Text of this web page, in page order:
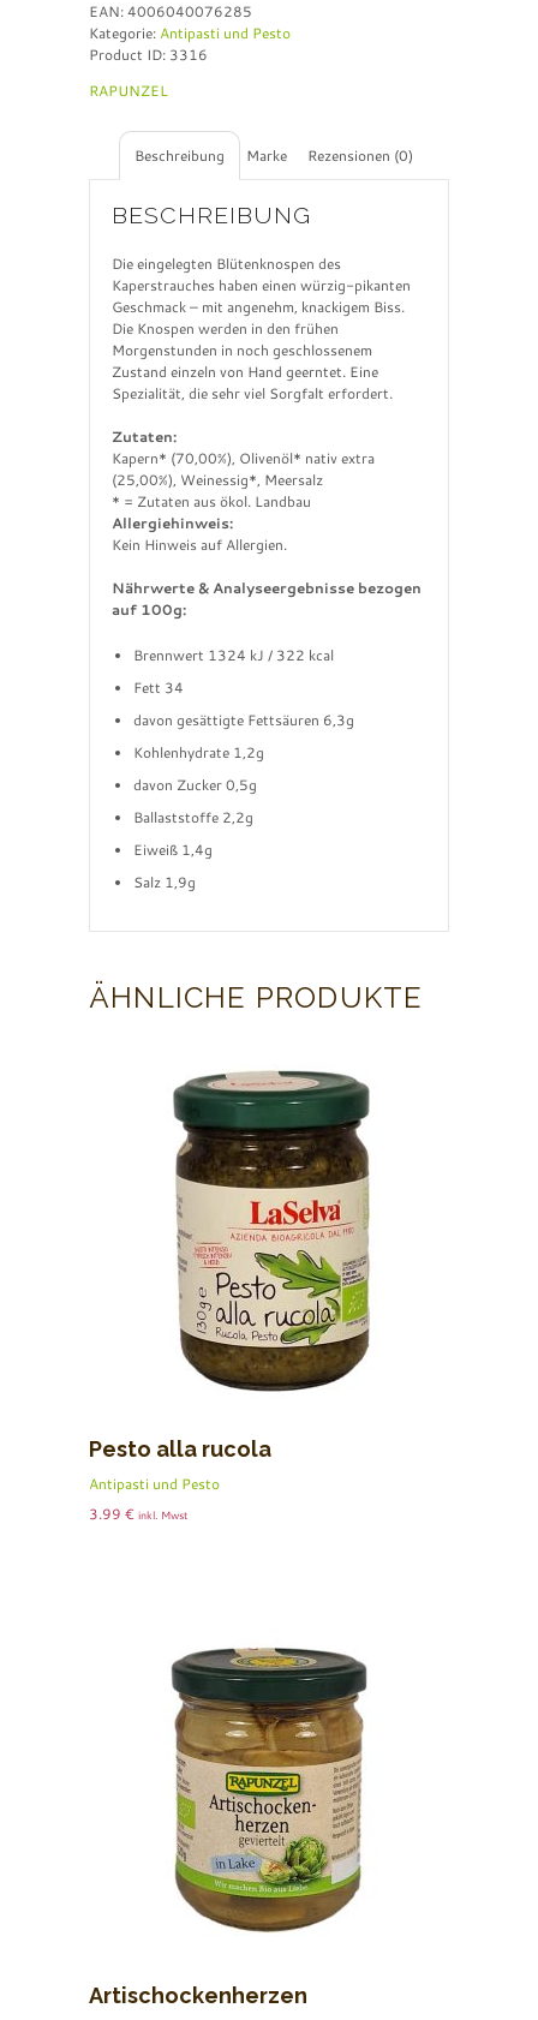
:
EAN:4006040076285
Kategorie: Antipasti und Pesto
Product ID: 3316
RAPUNZEL
Beschreibung Marke Rezensionen (0)
BESCHREIBUNG
Die eingelegten Blütenknospen des
Kaperstrauches haben einen würzig-pikanten
Geschmack – mit angenehm, knackigem Biss.
Die Knospen werden in den frühen
Morgenstunden in noch geschlossenem
Zustand einzeln von Hand geerntet. Eine
Spezialität, die sehr viel Sorgfalt erfordert.
Zutaten:
Kapern* (70,00%), Olivenöl* nativ extra
(25,00%), Weinessig*, Meersalz
* = Zutaten aus ökol. Landbau
Allergiehinweis:
Kein Hinweis auf Allergien.
Nährwerte & Analyseergebnisse bezogen
auf 100g:
Brennwert 1324 kJ / 322 kcal
Fett 34
davon gesättigte Fettsäuren 6,3g
Kohlenhydrate 1,2g
davon Zucker 0,5g
Ballaststoffe 2,2g
Eiweiß 1,4g
Salz 1,9g
ÄHNLICHE PRODUKTE
Pesto alla rucola
Antipasti und Pesto
3.99 € inkl. Mwst
Artischockenherzen